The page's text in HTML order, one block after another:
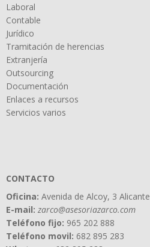
Laboral
Contable
Jurídico
Tramitación de herencias
Extranjería
Outsourcing
Documentación
Enlaces a recursos
Servicios varios
CONTACTO
Oficina: Avenida de Alcoy, 3 Alicante
E-mail: zarco@asesoriazarco.com
Teléfono fijo: 965 202 888
Teléfono movil: 682 895 283